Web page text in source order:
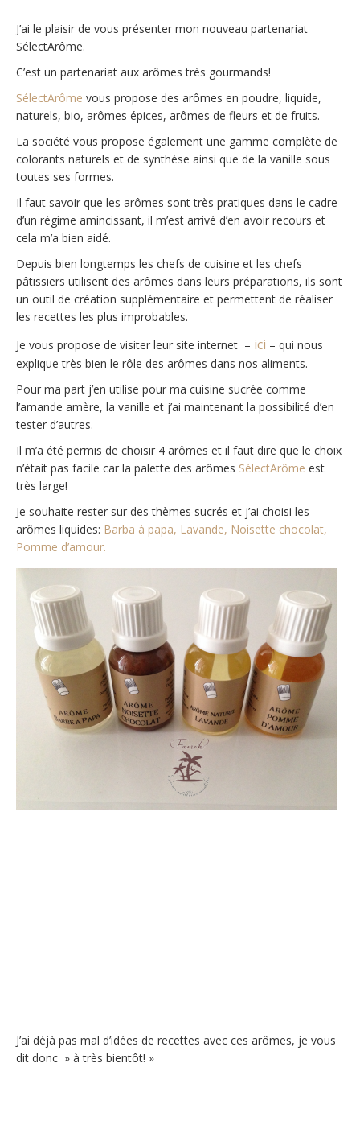
J’ai le plaisir de vous présenter mon nouveau partenariat
SélectArôme.
C’est un partenariat aux arômes très gourmands!
SélectArôme vous propose des arômes en poudre, liquide,
naturels, bio, arômes épices, arômes de fleurs et de fruits.
La société vous propose également une gamme complète de
colorants naturels et de synthèse ainsi que de la vanille sous
toutes ses formes.
Il faut savoir que les arômes sont très pratiques dans le cadre
d’un régime amincissant, il m’est arrivé d’en avoir recours et
cela m’a bien aidé.
Depuis bien longtemps les chefs de cuisine et les chefs
pâtissiers utilisent des arômes dans leurs préparations, ils sont
un outil de création supplémentaire et permettent de réaliser
les recettes les plus improbables.
Je vous propose de visiter leur site internet – ici – qui nous
explique très bien le rôle des arômes dans nos aliments.
Pour ma part j’en utilise pour ma cuisine sucrée comme
l’amande amère, la vanille et j’ai maintenant la possibilité d’en
tester d’autres.
Il m’a été permis de choisir 4 arômes et il faut dire que le choix
n’était pas facile car la palette des arômes SélectArôme est
très large!
Je souhaite rester sur des thèmes sucrés et j’ai choisi les
arômes liquides: Barba à papa, Lavande, Noisette chocolat,
Pomme d’amour.
J’ai déjà pas mal d’idées de recettes avec ces arômes, je vous
dit donc » à très bientôt! »